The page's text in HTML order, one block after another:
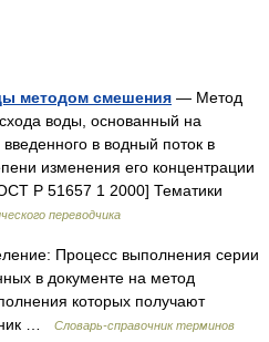
методом смешения — Метод
воды, основанный на
в водный поток в
изменения его концентрации
Р 51657 1 2000] Тематики
переводчика
Процесс выполнения серии
в документе на метод
которых получают
…
Словарь-справочник терминов